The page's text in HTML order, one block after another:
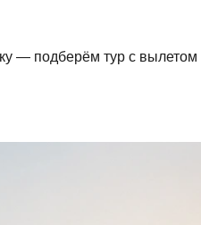
— подберём тур с вылетом